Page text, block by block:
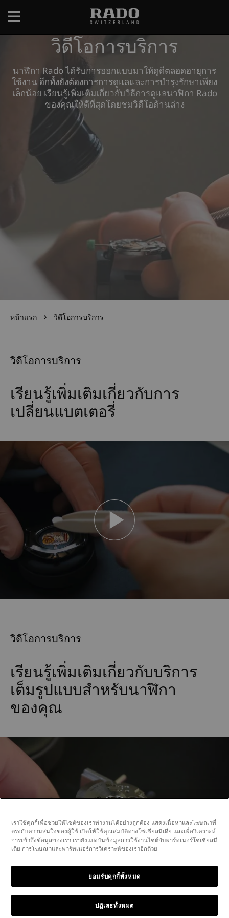
ไป
วิดีโอการบริการ
นาฬิกา Rado ได้รับการออกแบบมาให้ดูดีตลอดอายุการ
ใช้งาน อีกทั้งยังต้องการการดูแลและการบำรุงรักษาเพียง
เล็กน้อย เรียนรู้เพิ่มเติมเกี่ยวกับวิธีการดูแลนาฬิกา Rado
ของคุณให้ดีที่สุดโดยชมวิดีโอด้านล่าง
หน้าแรก วิดีโอการบริการ
วิดีโอการบริการ
เรียนรู้เพิ่มเติมเกี่ยวกับการ
เปลี่ยนแบตเตอรี่
วิดีโอการบริการ
เรียนรู้เพิ่มเติมเกี่ยวกับบริการ
เต็มรูปแบบสำหรับนาฬิกา
ของคุณ
เราใช้คุกกี้เพื่อช่วยให้ไซต์ของเราทำงานได้อย่างถูกต้อง แสดงเนื้อหาและโฆษณาที่
ตรงกับความสนใจของผู้ใช้ เปิดให้ใช้คุณสมบัติทางโซเชียลมีเดีย และเพื่อวิเคราะห์
การเข้าถึงข้อมูลของเรา เรายังแบ่งปันข้อมูลการใช้งานไซต์กับพาร์ทเนอร์โซเชียลมี
เดีย การโฆษณาและพาร์ทเนอร์การวิเคราะห์ของเราอีกด้วย
ปฏิเสธทั้งหมด
ยอมรับคุกกี้ทั้งหมด